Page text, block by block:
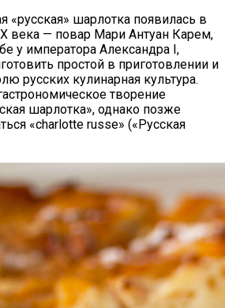
«русская» шарлотка появилась в
века — повар Мари Антуан Карем,
у императора Александра I,
простой в приготовлении и
русских кулинарная культура.
творение
шарлотка», однако позже
«charlotte russe» («Русская